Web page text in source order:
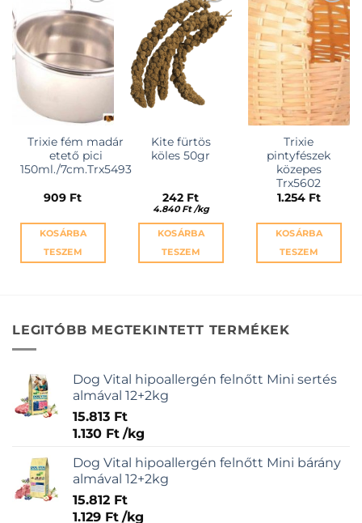
KEDVENCEKHEZ
Trixie fém madár
etető pici
150ml./7cm.Trx5493
909 Ft
KOSÁRBA
TESZEM
KEDVENCEKHEZ
Kite fürtös
köles 50gr
242 Ft
4.840Ft /kg
KOSÁRBA
TESZEM
KEDVENCEKHEZ
Trixie
pintyfészek
közepes
Trx5602
1.254 Ft
KOSÁRBA
TESZEM
LEGITÓBB MEGTEKINTETT TERMÉKEK
Dog Vital hipoallergén felnőtt Mini sertés
almával 12+2kg
15.813 Ft
1.130 Ft /kg
Dog Vital hipoallergén felnőtt Mini bárány
almával 12+2kg
15.812 Ft
1.129 Ft /kg